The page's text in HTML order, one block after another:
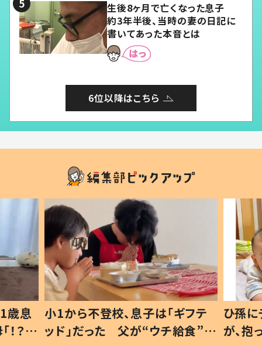
生後8ヶ月で亡くなった息子
約3年半後、当時の妻の日記に
書いてあった本音とは
6位以降はこちら
歳息
？」
小1から不登校、息子は「ギフテ
ッド」だった 父が“ウチ給食”を
ひ孫
が、